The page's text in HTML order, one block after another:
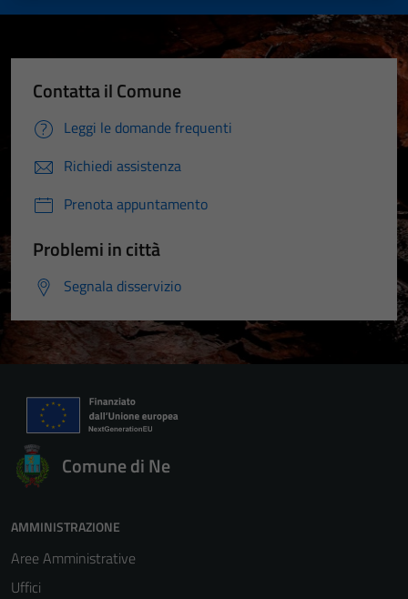
Contatta il Comune
Leggi le domande frequenti
Richiedi assistenza
Prenota appuntamento
Problemi in città
Segnala disservizio
Comune di Ne
AMMINISTRAZIONE
Aree Amministrative
Uffici